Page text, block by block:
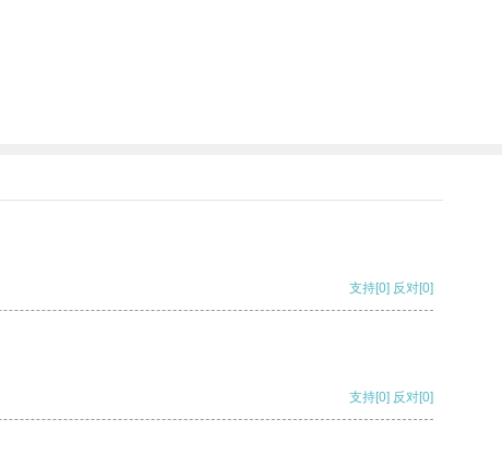
支持[0] 反对[0]
支持[0] 反对[0]